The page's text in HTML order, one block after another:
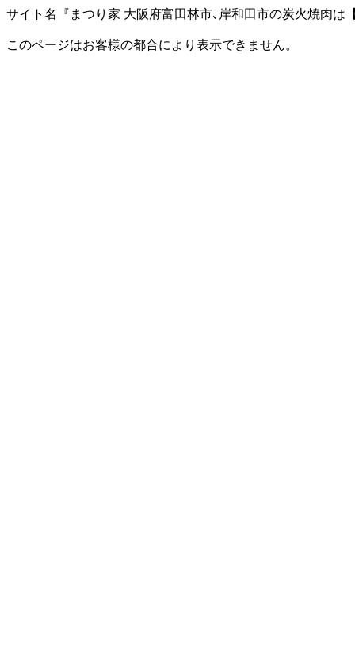
サイト名『まつり家 大阪府富田林市､岸和田市の炭火焼肉は
このページはお客様の都合により表示できません。